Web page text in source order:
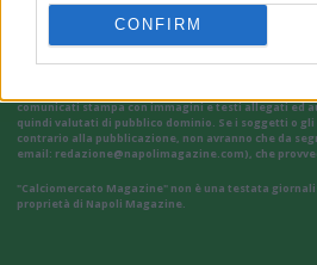
CONFIRM
Il materiale (testo, foto e video) consultabile in
comunicati stampa con immagini e testi allegati ed
quindi valutati di pubblico dominio. Se i soggetti o
contrario alla pubblicazione, non avranno che da
email: redazione@napolimagazine.com), che
"Calciomercato Magazine" non è una testata
proprietà di Napoli Magazine.